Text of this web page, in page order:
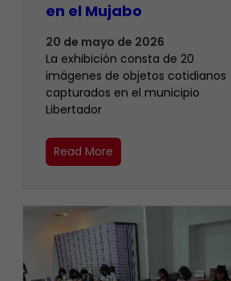
en el Mujabo
20 de mayo de 2026
La exhibición consta de 20
imágenes de objetos cotidianos
capturados en el municipio
Libertador
Read More